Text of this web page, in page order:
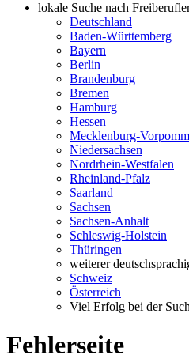
lokale Suche nach
Deutschland
Baden-Württemberg
Bayern
Berlin
Brandenburg
Bremen
Hamburg
Hessen
Mecklenburg-
Niedersachsen
Nordrhein-Westfalen
Rheinland-Pfalz
Saarland
Sachsen
Sachsen-Anhalt
Schleswig-Holstein
Thüringen
weiterer
Schweiz
Österreich
Viel Erfolg bei der
Fehlerseite